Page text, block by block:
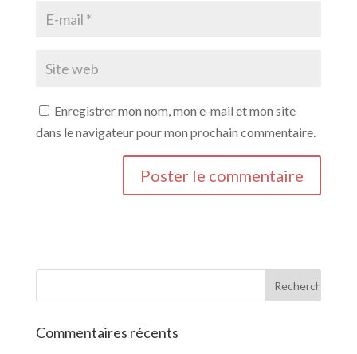
Enregistrer mon nom, mon e-mail et mon site
dans le navigateur pour mon prochain commentaire.
Commentaires récents